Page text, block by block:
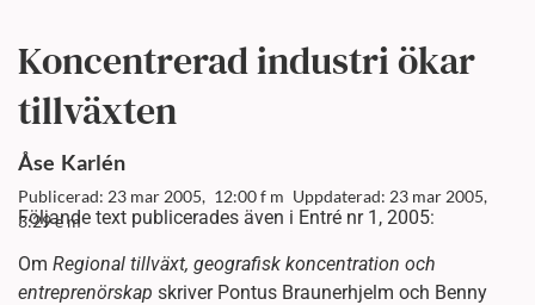
Koncentrerad industri ökar
tillväxten
Åse Karlén
Publicerad: 23 mar 2005, 12:00 f m Uppdaterad: 23 mar 2005,
3:29 e m
Följande text publicerades även i Entré nr 1, 2005:
Om Regional tillväxt, geografisk koncentration och
entreprenörskap skriver Pontus Braunerhjelm och Benny